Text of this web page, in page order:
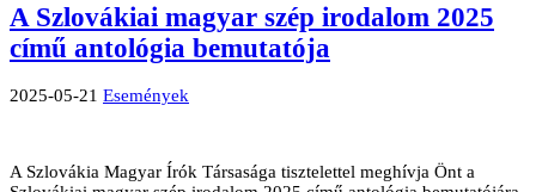
A Szlovákiai magyar szép irodalom 2025
című antológia bemutatója
2025-05-21 Események
A Szlovákia Magyar Írók Társasága tisztelettel meghívja Önt a